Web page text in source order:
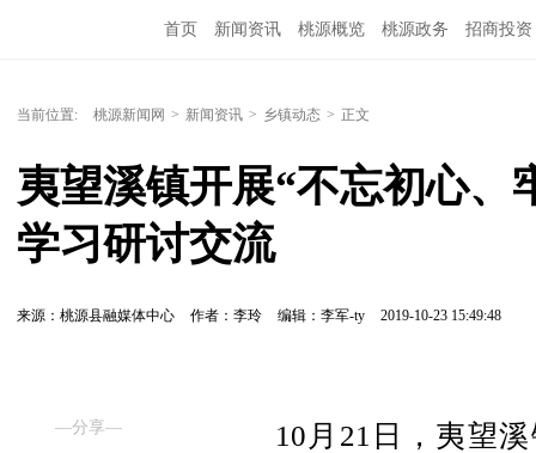
首页 新闻资讯 桃源概览 桃源政务 招商投资
当前位置: 桃源新闻网 > 新闻资讯 > 乡镇动态 > 正文
夷望溪镇开展“不忘初心、
学习研讨交流
来源：桃源县融媒体中心 作者：李玲 编辑：李军-ty 2019-10-23 15:49:48
—分享—
10月21日，夷望